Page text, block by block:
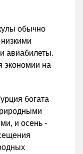
обычно
авиабилеты.
экономии на
богата
и осень -